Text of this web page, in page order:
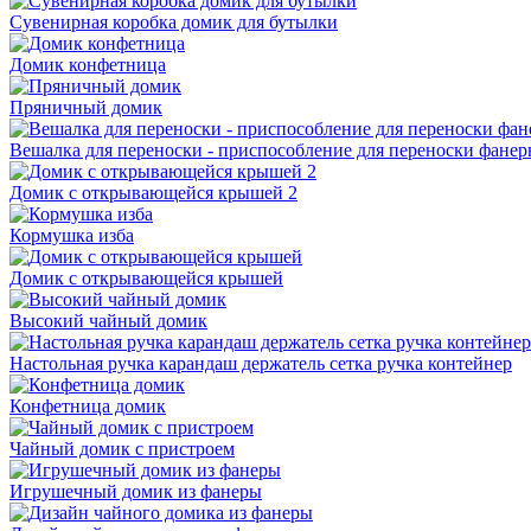
Сувенирная коробка домик для бутылки
Домик конфетница
Пряничный домик
Вешалка для переноски - приспособление для переноски
Домик с открывающейся крышей 2
Кормушка изба
Домик с открывающейся крышей
Высокий чайный домик
Настольная ручка карандаш держатель сетка ручка контейнер
Конфетница домик
Чайный домик с пристроем
Игрушечный домик из фанеры